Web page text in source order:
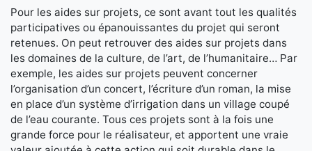
Pour les aides sur projets, ce sont avant tout les qualités
participatives ou épanouissantes du projet qui seront
retenues. On peut retrouver des aides sur projets dans
les domaines de la culture, de l’art, de l’humanitaire… Par
exemple, les aides sur projets peuvent concerner
l’organisation d’un concert, l’écriture d’un roman, la mise
en place d’un système d’irrigation dans un village coupé
de l’eau courante. Tous ces projets sont à la fois une
grande force pour le réalisateur, et apportent une vraie